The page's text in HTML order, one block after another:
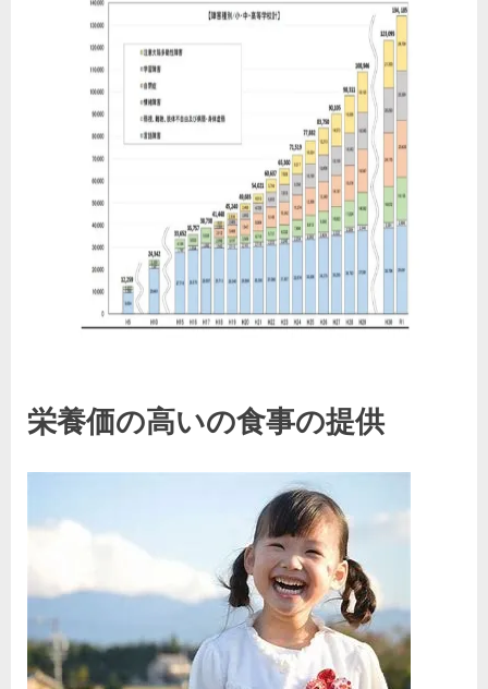
栄養価の高いの食事の提供